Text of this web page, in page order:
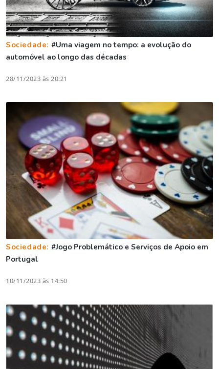
Sociedade: #Uma viagem no tempo: a evolução do
automóvel ao longo das décadas
28/11/2023 às 20:21
Sociedade: #Jogo Problemático e Serviços de Apoio em
Portugal
10/11/2023 às 14:50